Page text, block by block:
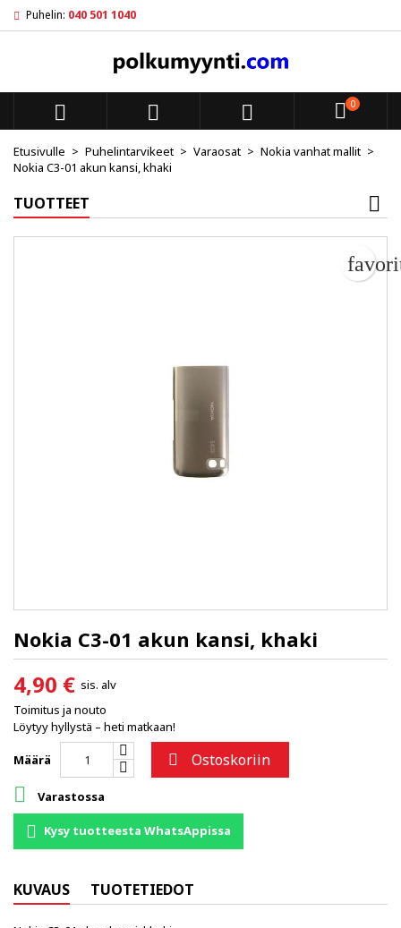
Puhelin: 040 501 1040
   0
Etusivulle Puhelintarvikeet Varaosat
Nokia vanhat mallit
Nokia C3-01 akun kansi, khaki
TUOTTEET
Nokia C3-01 akun kansi, khaki
4,90 € sis. alv
Toimitus ja nouto
Löytyy hyllystä – heti matkaan!
Määrä  Ostoskoriin
 Varastossa
Kysy tuotteesta WhatsAppissa
KUVAUS TUOTETIEDOT
My wishlists
add_circle_outline
Create new list
Luo toivelista
Toivelistan nimi
Kirjaudu sisään
Sinun pitää olla kirjautunut jotta voit lisätä tuotteita